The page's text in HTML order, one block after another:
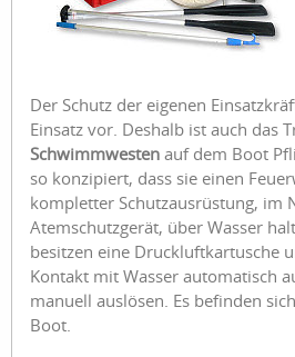
Der Schutz der eigenen
Einsatz vor. Deshalb ist auch das
Schwimmwesten auf dem Boot
so konzipiert, dass sie einen
kompletter Schutzausrüstung, im
Atemschutzgerät, über Wasser
besitzen eine Druckluftkartusche
Kontakt mit Wasser automatisch
manuell auslösen. Es befinden
Boot.